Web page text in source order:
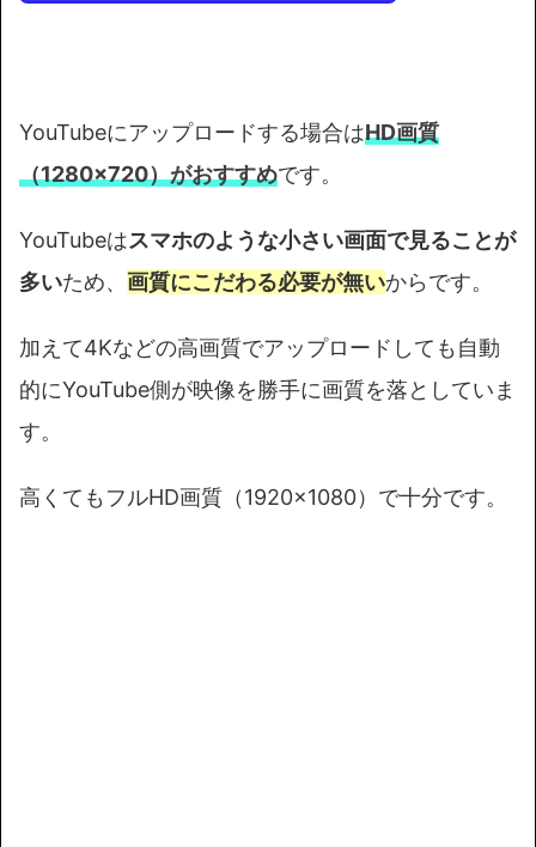
YouTubeにアップロードする場合はHD画質
（1280×720）がおすすめです。
YouTubeはスマホのような小さい画面で見ることが
多いため、 画質にこだわる必要が無いからです。
加えて4Kなどの高画質でアップロードしても自動
的にYouTube側が映像を勝手に画質を落としていま
す。
高くてもフルHD画質（1920×1080）で十分です。